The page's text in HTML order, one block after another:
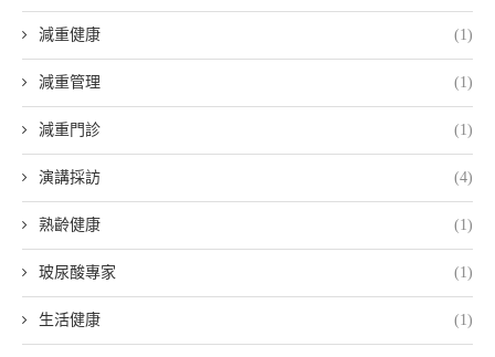
減重健康 (1)
減重管理 (1)
減重門診 (1)
演講採訪 (4)
熟齡健康 (1)
玻尿酸專家 (1)
生活健康 (1)